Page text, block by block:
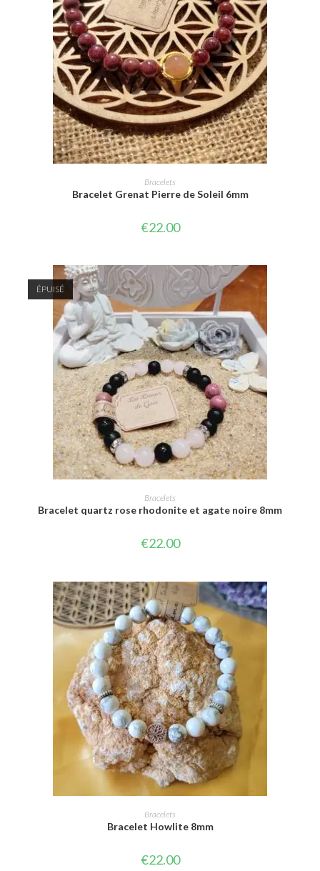
CHOIX DES OPTIONS
Bracelets
Bracelet Grenat Pierre de Soleil 6mm
€22.00
ÉPUISÉ
CHOIX DES OPTIONS
Bracelets
Bracelet quartz rose rhodonite et agate noire 8mm
€22.00
CHOIX DES OPTIONS
Bracelets
Bracelet Howlite 8mm
€22.00